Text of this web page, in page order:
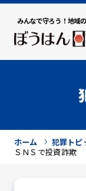
みんなで守ろう！地域
ホーム 犯罪トピ
ＳＮＳで投資詐欺